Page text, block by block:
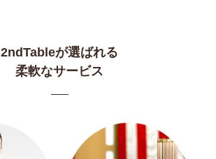
2ndTableが選ばれる
柔軟なサービス